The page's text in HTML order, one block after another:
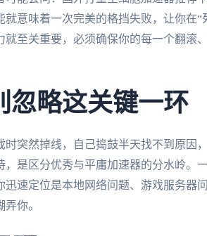
意味着一次完美的格挡失败，让你在
就至关重要，必须确保你的每一个翻滚
忽略这关键一环
时突然掉线，自己捣鼓半天找不到原因
，是区分优秀与平庸加速器的分水岭。
迅速定位是本地网络问题、游戏服务器
你。